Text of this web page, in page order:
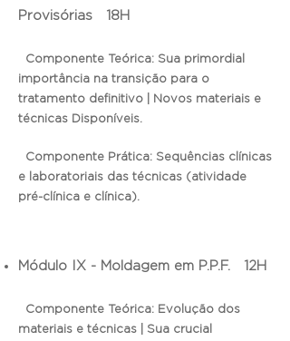
Provisórias 18H
Componente Teórica: Sua primordial
importância na transição para o
tratamento definitivo | Novos materiais e
técnicas Disponíveis.
Componente Prática: Sequências clínicas
e laboratoriais das técnicas (atividade
pré-clínica e clínica).
Módulo IX - Moldagem em P.P.F. 12H
Componente Teórica: Evolução dos
materiais e técnicas | Sua crucial